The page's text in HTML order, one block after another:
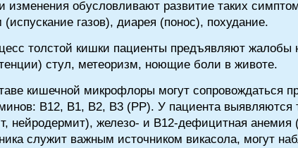
обусловливают развитие таких
газов), диарея (понос), похудание.
толстой кишки пациенты предъявляют
стул, метеоризм, ноющие боли в животе.
кишечной микрофлоры могут сопровождаться
В12, В1, В2, В3 (РР). У пациента выявляются
нейродермит), железо- и В12-дефицитная анемия
служит важным источником викасола, могут